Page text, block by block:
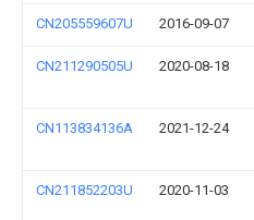
CN205559607U 2016-09-07
CN211290505U 2020-08-18
CN113834136A 2021-12-24
CN211852203U 2020-11-03